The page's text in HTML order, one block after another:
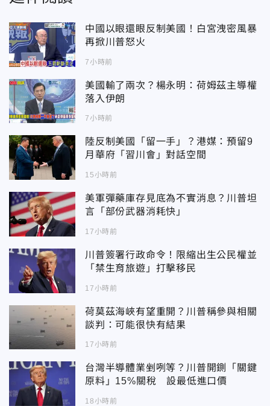
中國以眼還眼反制美國！白宮洩密風暴
再掀川普怒火
7小時前
美國輸了兩次？楊永明：荷姆茲主導權
落入伊朗
7小時前
陸反制美國「留一手」？港媒：預留9
月華府「習川會」對話空間
15小時前
美軍彈藥庫存見底為不實消息？川普坦
言「部份武器消耗快」
17小時前
川普簽署行政命令！限縮出生公民權並
「禁生育旅遊」打擊移民
17小時前
荷莫茲海峽有望重開？川普稱參與相關
談判：可能很快有結果
17小時前
台灣半導體業剉咧等？川普開鍘「關鍵
原料」15%關稅 設最低進口價
18小時前